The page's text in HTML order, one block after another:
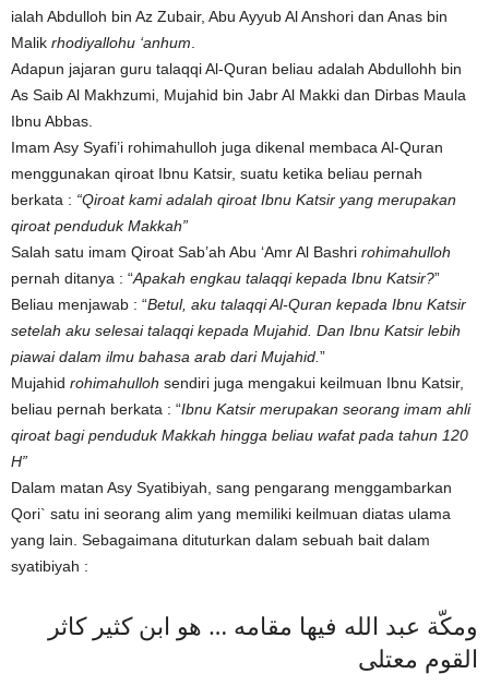
ialah Abdulloh bin Az Zubair, Abu Ayyub Al Anshori dan Anas bin
Malik rhodiyallohu ‘anhum
Adapun jajaran guru talaqqi Al-Quran beliau adalah Abdullohh bin
As Saib Al Makhzumi, Mujahid bin Jabr Al Makki dan Dirbas Maula
Ibnu Abbas.
Imam Asy Syafi’i rohimahulloh juga dikenal membaca Al-Quran
menggunakan qiroat Ibnu Katsir, suatu ketika beliau pernah
berkata : “Qiroat kami adalah qiroat Ibnu Katsir yang merupakan
qiroat penduduk Makkah”
Salah satu imam Qiroat Sab’ah Abu ‘Amr Al Bashri rohimahulloh
pernah ditanya : “Apakah engkau talaqqi kepada Ibnu Katsir?”
Beliau menjawab : “Betul, aku talaqqi Al-Quran kepada Ibnu Katsir
setelah aku selesai talaqqi kepada Mujahid. Dan Ibnu Katsir lebih
piawai dalam ilmu bahasa arab dari Mujahid. ”
Mujahid rohimahulloh sendiri juga mengakui keilmuan Ibnu Katsir,
beliau pernah berkata : “Ibnu Katsir merupakan seorang imam ahli
qiroat bagi penduduk Makkah hingga beliau wafat pada tahun 120
H”
Dalam matan Asy Syatibiyah, sang pengarang menggambarkan
Qori` satu ini seorang alim yang memiliki keilmuan diatas ulama
yang lain. Sebagaimana dituturkan dalam sebuah bait dalam
syatibiyah :
ومكّة عبد الله فيها مقامه … هو ابن كثير كاثر
القوم معتلى